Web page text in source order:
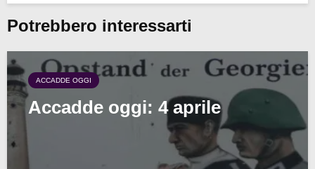
Potrebbero interessarti
ACCADDE OGGI
Accadde oggi: 4 aprile